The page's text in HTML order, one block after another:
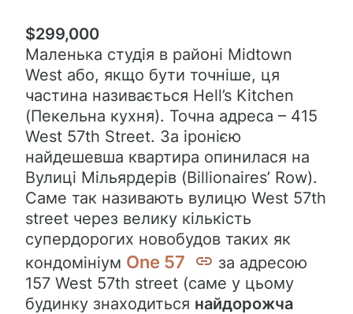
$299,000
Маленька студія в районі Midtown
West або, якщо бути точніше, ця
частина називається Hell’s Kitchen
(Пекельна кухня). Точна адреса – 415
West 57th Street. За іронією
найдешевша квартира опинилася на
Вулиці Мільярдерів (Billionaires’ Row).
Саме так називають вулицю West 57th
street через велику кількість
супердорогих новобудов таких як
кондомініум One 57
за адресою
157 West 57th street (саме у цьому
будинку знаходиться найдорожча